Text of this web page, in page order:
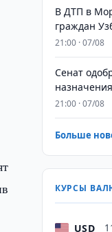
В ДТП в
граждан
21:00 · 07/08
Сенат
21:00 · 07/08
Больше
КУРСЫ
USD